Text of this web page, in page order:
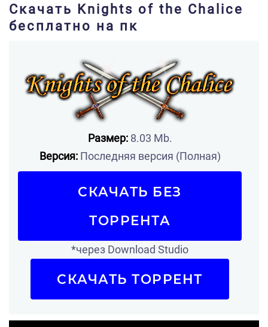
Скачать Knights of the Chalice
бесплатно на пк
Размер:8.03 Mb.
Версия:Последняя версия (Полная)
СКАЧАТЬ БЕЗ
ТОРРЕНТА
*через Download Studio
СКАЧАТЬ ТОРРЕНТ